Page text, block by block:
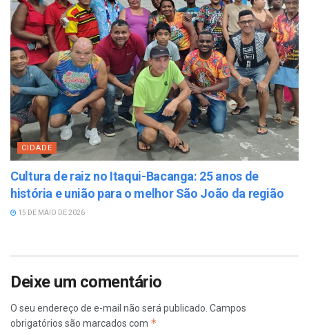
CIDADE
Cultura de raiz no Itaqui-Bacanga: 25 anos de
história e união para o melhor São João da região
15 DE MAIO DE 2026
Deixe um comentário
O seu endereço de e-mail não será publicado. Campos
obrigatórios são marcados com *